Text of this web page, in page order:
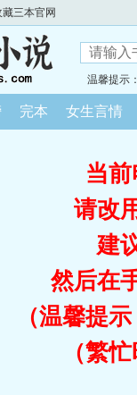
藏三本官网
温馨提示
完本 女生言情
当
请改
建
然后在
（温馨提
（繁